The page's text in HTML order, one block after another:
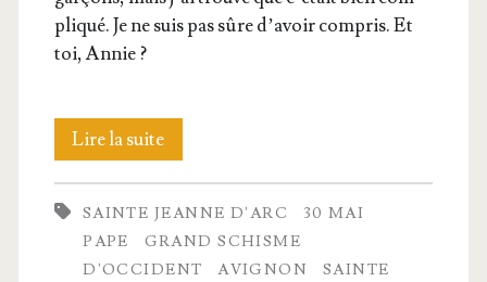
pli­qué. Je ne suis pas sûre d’a­voir com­pris. Et
toi, Annie ?
Lire la suiteLe
grand
schisme
d’Occident
SAINTE JEANNE D'ARC
30 MAI
PAPE
GRAND SCHISME
D'OCCIDENT
AVIGNON
SAINTE